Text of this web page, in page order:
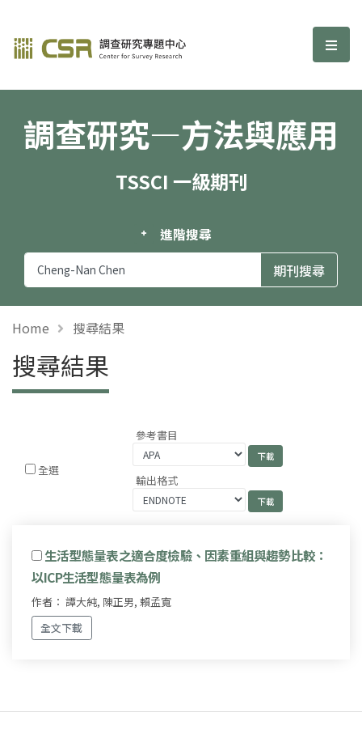
調查研究—方法與應用期刊 選
調查研究—方法與應用
TSSCI 一級期刊
進階搜尋
Home 搜尋結果
搜尋結果
全選
參考書目
輸出格式
生活型態量表之適合度檢驗、因素重組與趨勢比較：
以ICP生活型態量表為例
作者： 譚大純, 陳正男, 賴孟寬
全文下載